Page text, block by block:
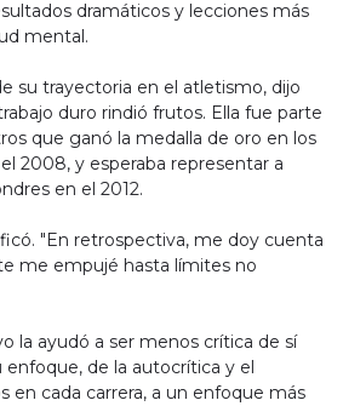
dramáticos y lecciones más
mental.
su trayectoria en el atletismo, dijo
duro rindió frutos. Ella fue parte
que ganó la medalla de oro en los
2008, y esperaba representar a
en el 2012.
"En retrospectiva, me doy cuenta
me empujé hasta límites no
la ayudó a ser menos crítica de sí
enfoque, de la autocrítica y el
en cada carrera, a un enfoque más